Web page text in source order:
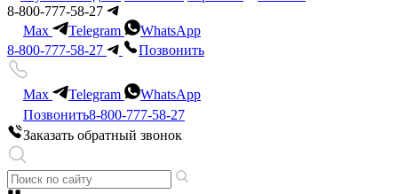
8-800-777-58-27
Max
Telegram
WhatsApp
8-800-777-58-27
Позвонить
Max Telegram
WhatsApp
Позвонить8-800-777-58-27
Заказать обратный звонок